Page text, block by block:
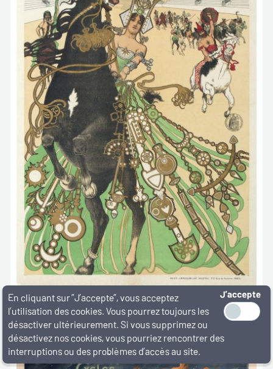
HIPPODROME
1 360€
J’accepte
En cliquant sur ”J’accepte”, vous acceptez
l’utilisation des cookies. Vous pourrez toujours les
désactiver ultérieurement. Si vous supprimez ou
désactivez nos cookies, vous pourriez rencontrer des
interruptions ou des problèmes d’accès au site.